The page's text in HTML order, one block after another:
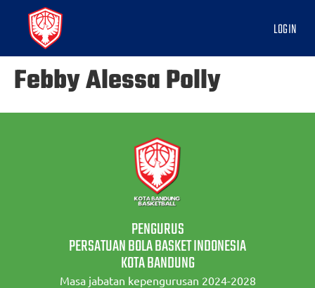
LOGIN
Febby Alessa Polly
PENGURUS
PERSATUAN BOLA BASKET INDONESIA
KOTA BANDUNG
Masa jabatan kepengurusan 2024-2028